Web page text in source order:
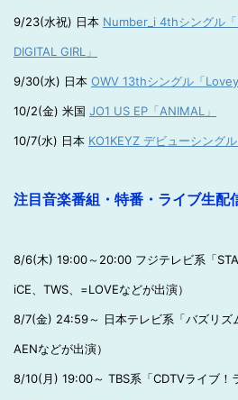
9/23(水祝) 日本 Number_i 4thシングル
DIGITAL GIRL」
9/30(水) 日本 OWV 13thシングル「
10/2(金) 米国 JO1 US EP「ANIMAL」
10/7(水) 日本 KO1KEYZ デビューシングル
注目音楽番組・特番・ライブ生配
8/6(木) 19:00～20:00 フジテレビ系「
iCE、TWS、=LOVEなどが出演）
8/7(金) 24:59～ 日本テレビ系「バズリズ
AENなどが出演）
8/10(月) 19:00～ TBS系「CDTVライブ！